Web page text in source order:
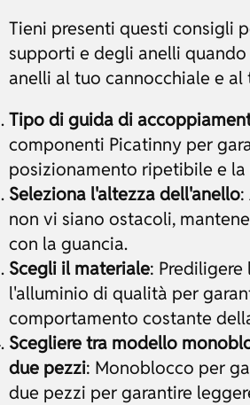
Tieni presenti questi consigli
supporti e degli anelli
anelli al tuo cannocchiale e al
Tipo di guida di
componenti Picatinny per
posizionamento ripetibile e
Seleziona l'altezza dell'anello:
non vi siano ostacoli,
con la guancia.
Scegli il materiale: Prediligere
l'alluminio di qualità per
comportamento costante
Scegliere tra modello
due pezzi: Monoblocco per
due pezzi per garantire